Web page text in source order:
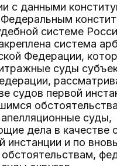
с данными
системе
система
Федерации,
суды
судов первой
суды,
дела в качестве
инстанции и по вновь